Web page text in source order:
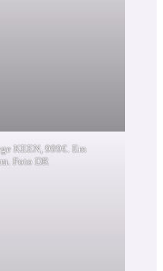
KEEN, 999€. Em
Foto DR